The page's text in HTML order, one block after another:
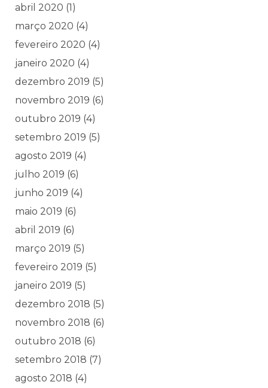
abril 2020 (1)
março 2020 (4)
fevereiro 2020 (4)
janeiro 2020 (4)
dezembro 2019 (5)
novembro 2019 (6)
outubro 2019 (4)
setembro 2019 (5)
agosto 2019 (4)
julho 2019 (6)
junho 2019 (4)
maio 2019 (6)
abril 2019 (6)
março 2019 (5)
fevereiro 2019 (5)
janeiro 2019 (5)
dezembro 2018 (5)
novembro 2018 (6)
outubro 2018 (6)
setembro 2018 (7)
agosto 2018 (4)